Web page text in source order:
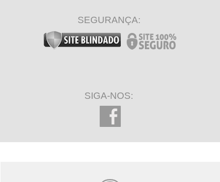
SEGURANÇA:
SIGA-NOS: